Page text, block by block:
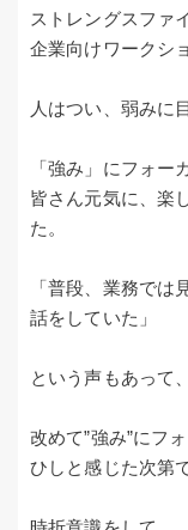
ストレングスファ
企業向けワークシ
人はつい、弱みに
「強み」にフォー
皆さん元気に、楽
た。
「普段、業務では
話をしていた」
という声もあって、
改めて”強み”にフ
ひしと感じた次第